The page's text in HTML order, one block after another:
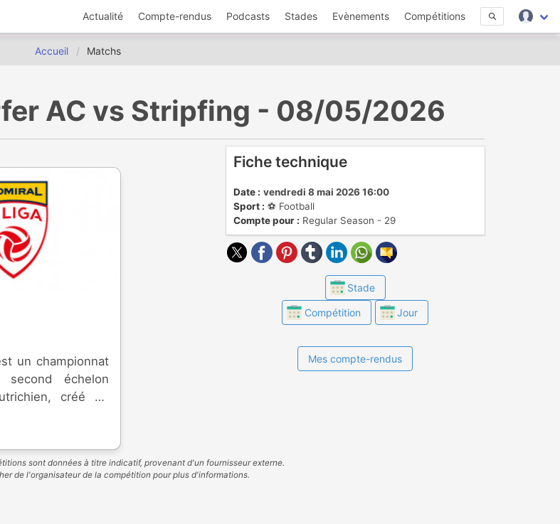
Actualité Compte-rendus Podcasts Stades Evènements Compétitions
Accueil Matchs
AC vs Stripfing - 08/05/2026
un championnat
second échelon
créé en
l'élite.
Fiche technique
Date : vendredi 8 mai 2026 16:00
Sport : ⚽️ Football
Compte pour : Regular Season - 29
Stade
Compétition Jour
Mes compte-rendus
sont données à titre indicatif, provenant d'un fournisseur externe.
de l'organisateur de la compétition pour plus d'informations.